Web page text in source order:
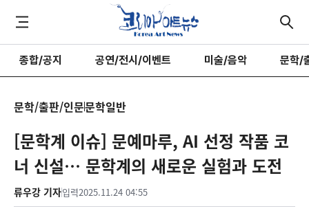
종합/공지 공연/전시/이벤트 미술/음악 문학/
문학/출판/인문문학일반
[문학계 이슈] 문예마루, AI 선정 작품 코
너 신설… 문학계의 새로운 실험과 도전
류우강 기자입력2025.11.24 04:55